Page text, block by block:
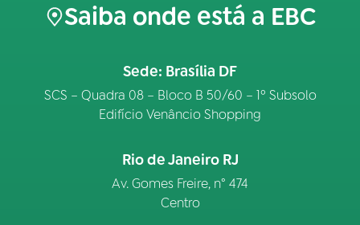
Saiba onde está a EBC
Sede: Brasília DF
SCS – Quadra 08 – Bloco B 50/60 – 1º Subsolo
Edifício Venâncio Shopping
Rio de Janeiro RJ
Av. Gomes Freire, n° 474
Centro